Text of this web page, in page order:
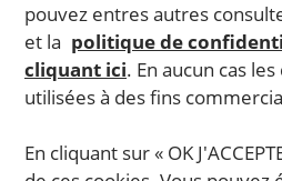
pouvez entres autres
et la politique de
cliquant ici. En aucun cas
utilisées à des fins
En cliquant sur « OK